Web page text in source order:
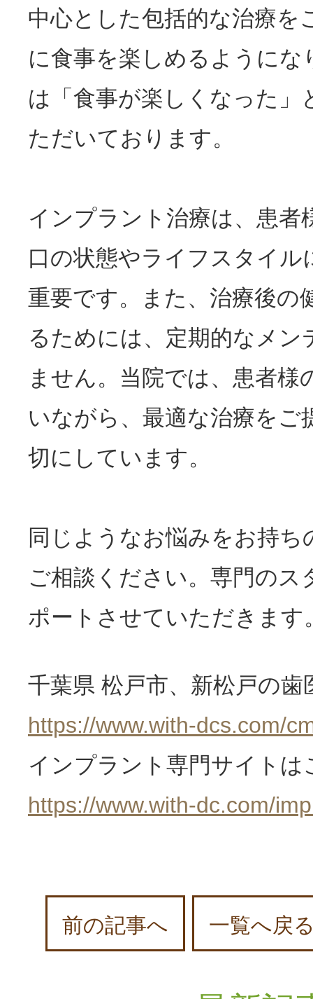
中心とした包括的な治療を
に食事を楽しめるようにな
は「食事が楽しくなった」
ただいております。
インプラント治療は、患者
口の状態やライフスタイル
重要です。また、治療後の
るためには、定期的なメン
ません。当院では、患者様
いながら、最適な治療をご
切にしています。
同じようなお悩みをお持ち
ご相談ください。専門のス
ポートさせていただきます
千葉県 松戸市、新松戸の歯
https://www.with-dcs.com/
インプラント専門サイトは
https://www.with-dc.com/
前の記事へ 一覧へ戻